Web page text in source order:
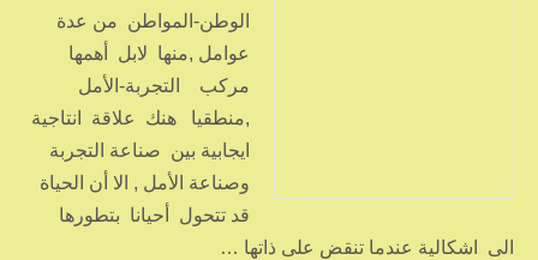
الوطن-المواطن من عدة
عوامل ,منها لابل أهمها
مركب التجربة-الأمل
,منطقيا هنك علاقة انتاجية
ايجابية بين صناعة التجربة
وصناعة الأمل , الا أن الحياة
قد تتحول أحيانا بتطورها
الى اشكالية عندما تنقض على ذاتها …